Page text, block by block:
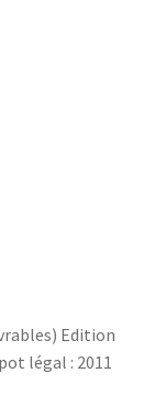
Edition
légal : 2011